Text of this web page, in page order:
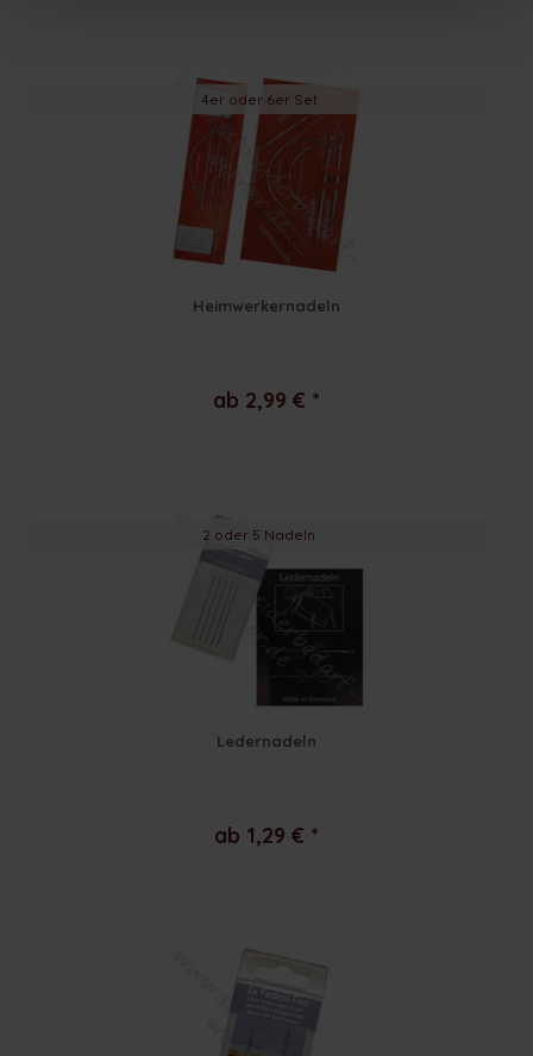
4er oder 6er Set
Heimwerkernadeln
ab 2,99 € *
2 oder 5 Nadeln
Ledernadeln
ab 1,29 € *